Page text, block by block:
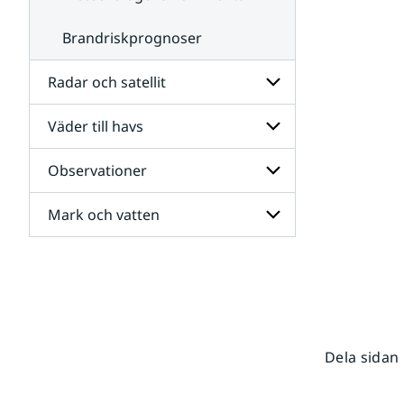
Brandriskprognoser
Radar och satellit
Undersidor
för
Radar
och
satellit
Väder till havs
Undersidor
för
Väder
till
havs
Observationer
Undersidor
för
Mark och vatten
Dela sidan